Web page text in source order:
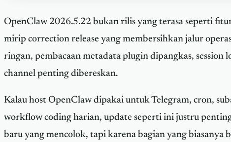
OpenClaw 2026.5.22 bukan rilis yang terasa seperti
mirip correction release yang membersihkan jalur
ringan, pembacaan metadata plugin dipangkas, session
channel penting dibereskan.
Kalau host OpenClaw dipakai untuk Telegram, cron,
workflow coding harian, update seperti ini justru
baru yang mencolok, tapi karena bagian yang biasanya